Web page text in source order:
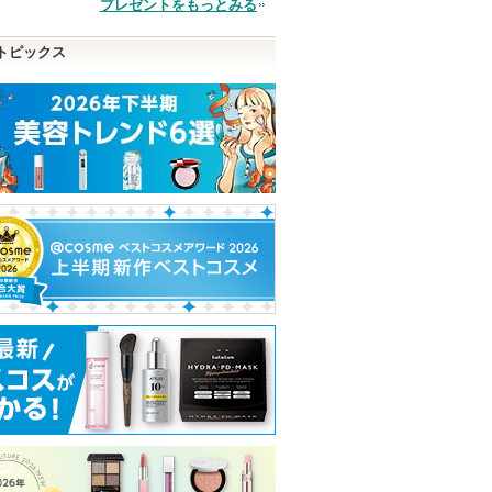
品
プレゼントをもっとみる
ピックス